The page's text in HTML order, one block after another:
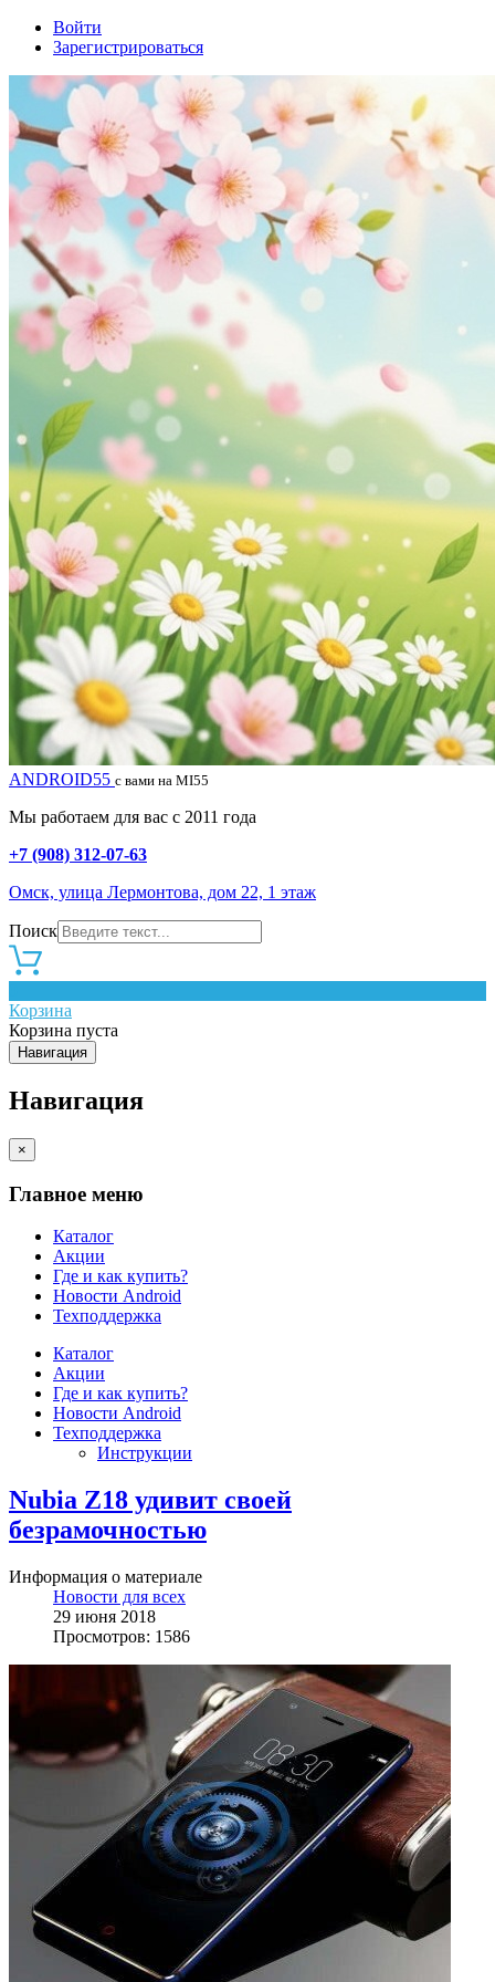
Войти
Зарегистрироваться
ANDROID55 с вами на MI55
Мы работаем для вас с 2011 года
+7 (908) 312-07-63
Омск, улица Лермонтова, дом 22, 1 этаж
Поиск
Корзина
Корзина пуста
Навигация
Навигация
×
Главное меню
Каталог
Акции
Где и как купить?
Новости Android
Техподдержка
Каталог
Акции
Где и как купить?
Новости Android
Техподдержка
Инструкции
Nubia Z18 удивит своей
безрамочностью
Информация о материале
Новости для всех
29 июня 2018
Просмотров: 1586